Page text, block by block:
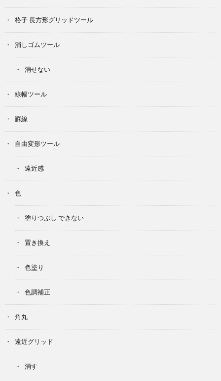
格子 長方形グリッドツール
消しゴムツール
消せない
線幅ツール
罫線
自由変形ツール
遠近感
色
塗りつぶし できない
置き換え
色塗り
色調補正
角丸
遠近グリッド
消す